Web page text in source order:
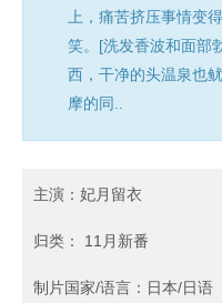
上，痛苦挤压事情变
笑。[洗发香波和面部
西，干净的头温泉也
摩的同..
主演：妃月留衣
归类： 11月新番
制片国家/语言：日本/日语